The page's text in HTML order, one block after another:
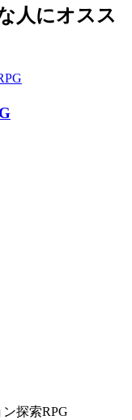
人にオスス
探索RPG